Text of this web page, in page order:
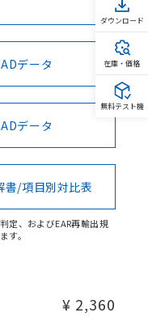
データ
データ
書/項目別対比表
定、およびEAR再輸出規
す。
¥ 2,360
ダウンロード
在庫・価格
無料テスト機